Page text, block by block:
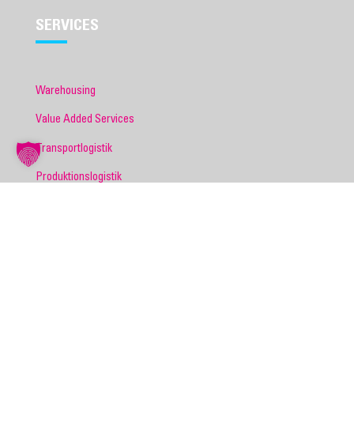
SERVICES
Warehousing
Value Added Services
Transportlogistik
Produktionslogistik